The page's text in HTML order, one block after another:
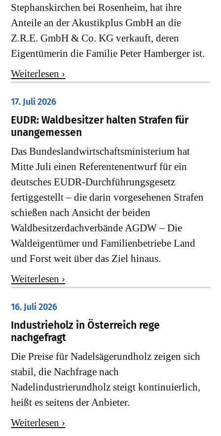
Stephanskirchen bei Rosenheim, hat ihre
Anteile an der Akustikplus GmbH an die
Z.R.E. GmbH & Co. KG verkauft, deren
Eigentümerin die Familie Peter Hamberger ist.
Weiterlesen ›
17. Juli 2026
EUDR: Waldbesitzer halten Strafen für
unangemessen
Das Bundeslandwirtschaftsministerium hat
Mitte Juli einen Referentenentwurf für ein
deutsches EUDR-Durchführungsgesetz
fertiggestellt – die darin vorgesehenen Strafen
schießen nach Ansicht der beiden
Waldbesitzerdachverbände AGDW – Die
Waldeigentümer und Familienbetriebe Land
und Forst weit über das Ziel hinaus.
Weiterlesen ›
16. Juli 2026
Industrieholz in Österreich rege
nachgefragt
Die Preise für Nadelsägerundholz zeigen sich
stabil, die Nachfrage nach
Nadelindustrierundholz steigt kontinuierlich,
heißt es seitens der Anbieter.
Weiterlesen ›